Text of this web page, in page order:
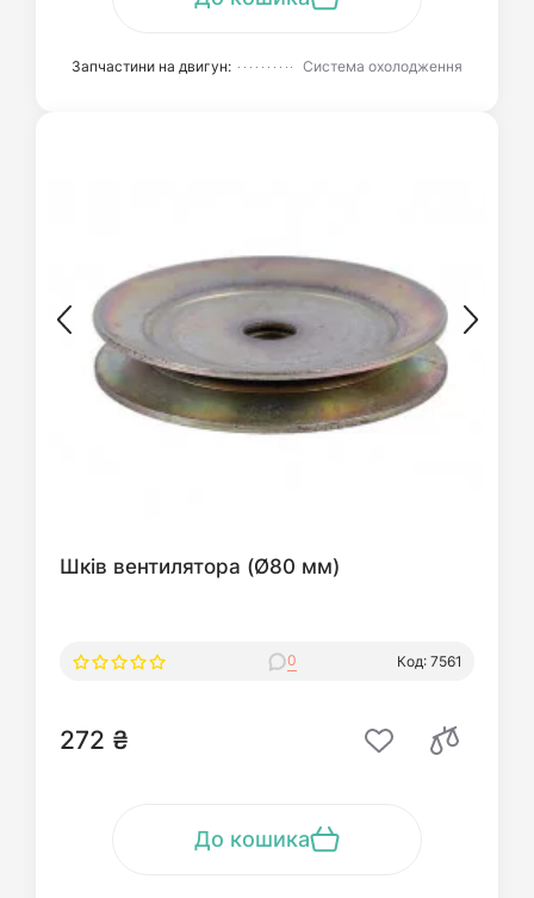
Запчастини на двигун: Система охолодження
Шків вентилятора (Ø80 мм)
0 Код: 7561
272 ₴
До кошика